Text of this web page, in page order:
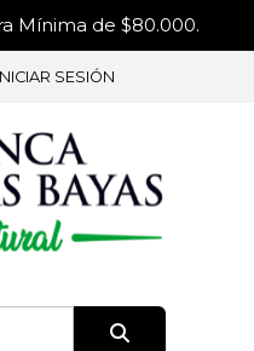
Mínima de $80.000.
SESIÓN